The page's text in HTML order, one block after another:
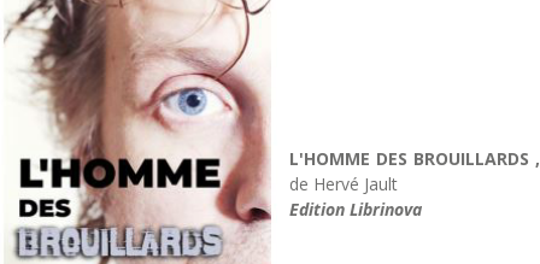
L'HOMME DES BROUILLARDS ,
de Hervé Jault
Edition Librinova